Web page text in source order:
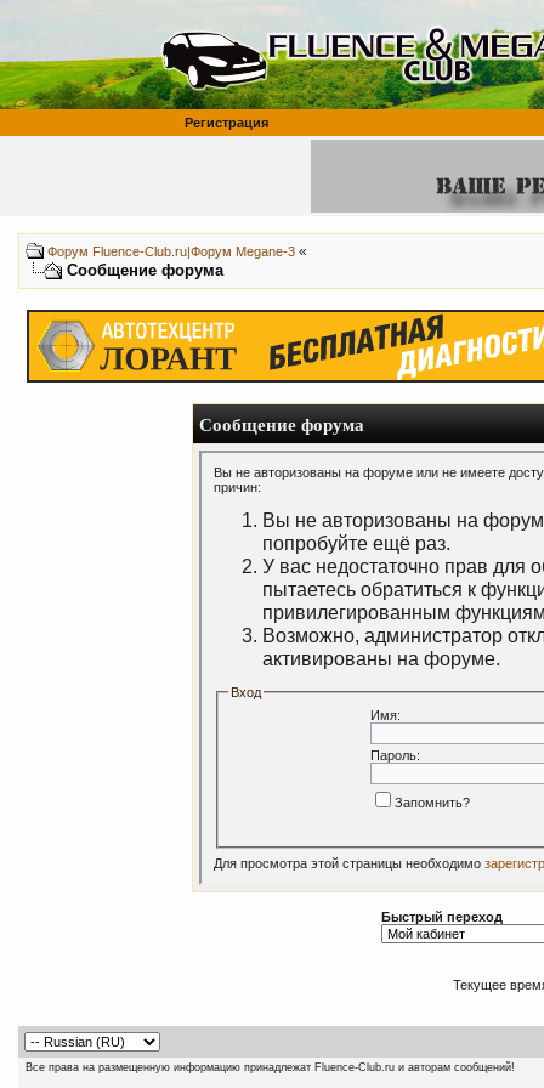
Регистрация
Форум Fluence-Club.ru|Форум Megane-3 «
Сообщение форума
Сообщение форума
Вы не авторизованы на форуме или не имеете
причин:
Вы не авторизованы на
попробуйте ещё раз.
У вас недостаточно прав для
пытаетесь обратиться к
привилегированным
Возможно, администратор
активированы на форуме.
Вход
Имя:
Пароль:
Запомнить?
Для просмотра этой страницы необходимо
Быстрый переход
Текущее
Все права на размещенную информацию принадлежат Fluence-Club.ru и авторам сообщений!